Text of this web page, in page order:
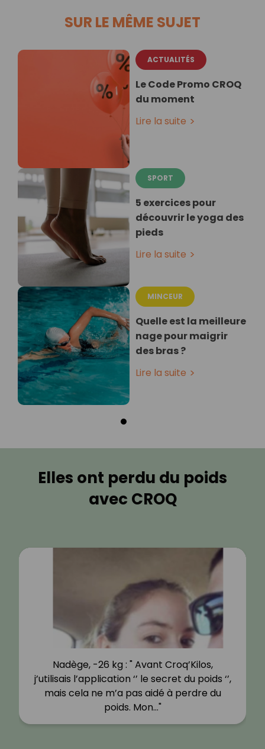
SUR LE MÊME SUJET
ACTUALITÉS
Le Code Promo CROQ
du moment
Lire la suite
SPORT
5 exercices pour
découvrir le yoga des
pieds
Lire la suite
MINCEUR
Quelle est la meilleure
nage pour maigrir
des bras ?
Lire la suite
Elles ont perdu du poids
avec CROQ
Nadège, -26 kg : " Avant Croq’Kilos,
j’utilisais l’application ‘’ le secret du poids ‘’,
mais cela ne m’a pas aidé à perdre du
poids. Mon…"